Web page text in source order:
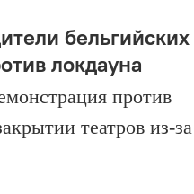
бельгийских
локдауна
против
театров из-за